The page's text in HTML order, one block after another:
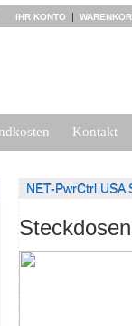
IHR KONTO |
Kontakt
NET-PwrCtrl USA